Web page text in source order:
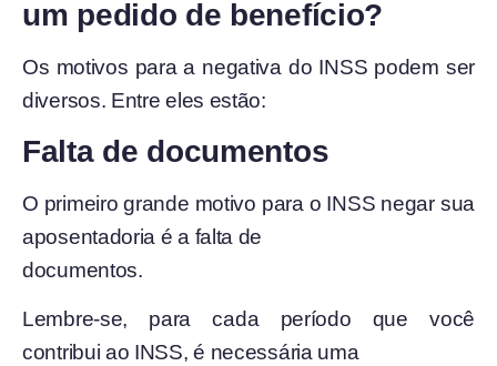
um pedido de benefício?
Os motivos para a negativa do INSS podem ser
diversos. Entre eles estão:
Falta de documentos
O primeiro grande motivo para o INSS negar sua
aposentadoria é a falta de
documentos.
Lembre-se, para cada período que você
contribui ao INSS, é necessária uma